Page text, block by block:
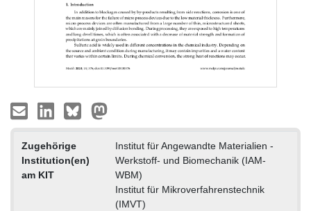
Zugehörige
Institution(en)
am KIT
Institut für Angewandte Materialien -
Werkstoff- und Biomechanik (IAM-
WBM)
Institut für Mikroverfahrenstechnik
(IMVT)